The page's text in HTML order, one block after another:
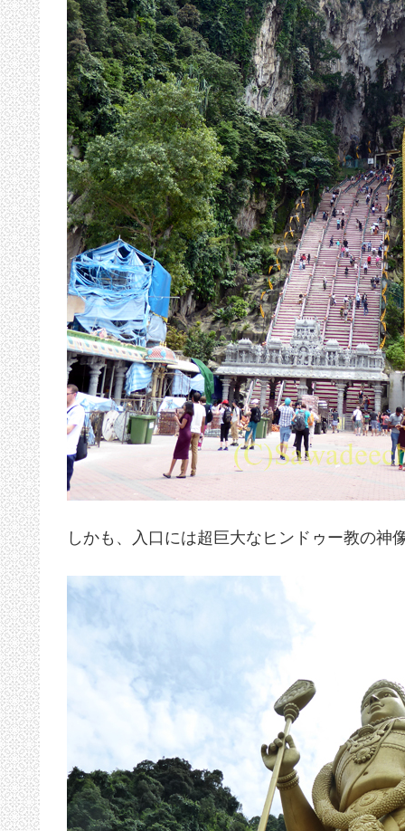
しかも、入口には超巨大なヒンドゥー教の神